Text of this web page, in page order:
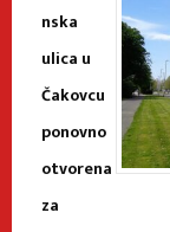
nska
ulica u
Čakovcu
ponovno
otvorena
za